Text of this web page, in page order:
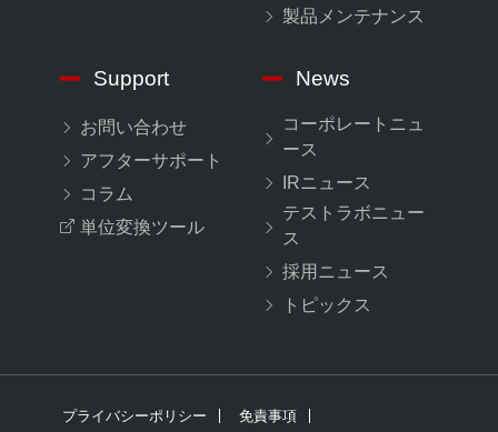
製品メンテナンス
Support
お問い合わせ
アフターサポート
コラム
単位変換ツール
News
コーポレートニュ
ース
IRニュース
テストラボニュー
ス
採用ニュース
トピックス
プライバシーポリシー 免責事項